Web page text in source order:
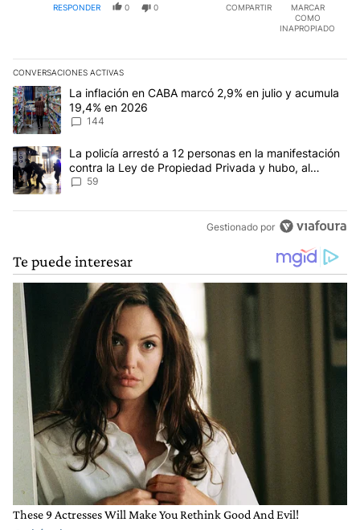
RESPONDER 0 0 COMPARTIR
MARCAR
COMO
INAPROPIADO
CONVERSACIONES ACTIVAS
Este listado muestra los artículos con más comentarios en los
Un artículo de tendencia con el título "La inflación en CABA
La inflación en CABA marcó 2,9% en julio y acumula
19,4% en 2026
144
Un artículo de tendencia con el título "La policía arrestó a 12
La policía arrestó a 12 personas en la manifestación
contra la Ley de Propiedad Privada y hubo, al
menos, 3 agentes heridos
59
Gestionado por